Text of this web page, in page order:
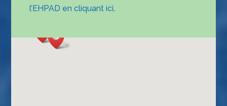
l’EHPAD en cliquant ici.